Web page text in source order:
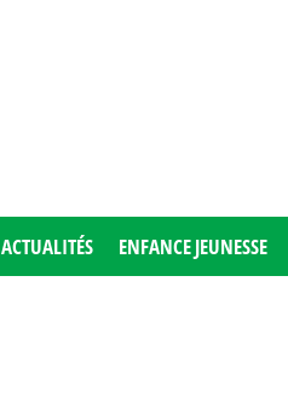
ACTUALITÉS ENFANCE JEUNESSE